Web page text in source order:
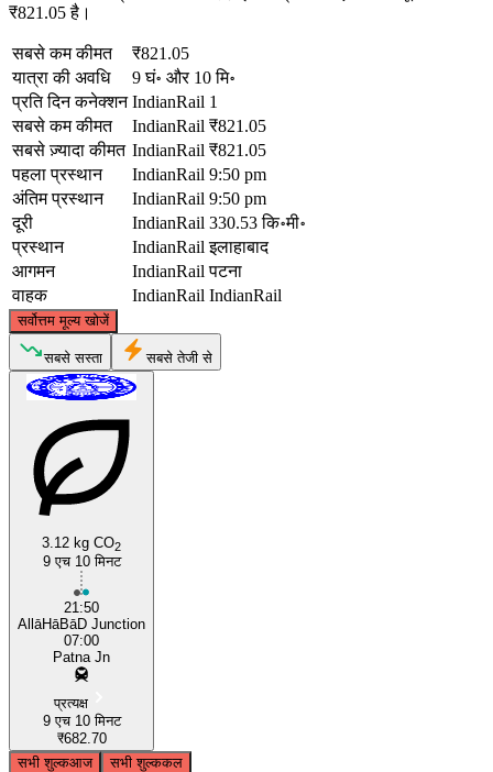
₹821.05 है।
सबसे कम कीमत
₹821.05
यात्रा की अवधि
9 घं॰ और 10 मि॰
प्रति दिन कनेक्शन IndianRail 1
सबसे कम कीमत
IndianRail ₹821.05
सबसे ज़्यादा कीमत IndianRail ₹821.05
पहला प्रस्थान
IndianRail 9:50 pm
अंतिम प्रस्थान
IndianRail 9:50 pm
दूरी
IndianRail 330.53 कि॰मी॰
प्रस्थान
IndianRail इलाहाबाद
आगमन
IndianRail पटना
वाहक
IndianRail IndianRail
सर्वोत्तम मूल्य खोजें
Allahabad
©CARTO
सबसे सस्ता सबसे तेजी से
3.12 kg CO2
9 एच 10 मिनट
21:50
AllāHāBāD Junction
07:00
Patna Jn
प्रत्यक्ष
9 एच 10 मिनट
₹682.70
सभी शुल्कआज सभी शुल्ककल